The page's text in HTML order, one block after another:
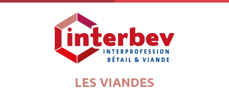
LES VIANDES